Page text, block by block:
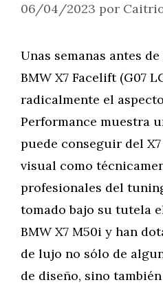
06/04/2023 por
Unas semanas antes
BMW X7 Facelift (G07
radicalmente el
Performance muestra
puede conseguir del
visual como
profesionales del
tomado bajo su tutela
BMW X7 M50i y han
de lujo no sólo de
de diseño, sino